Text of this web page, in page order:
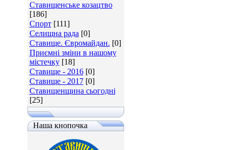
Ставищенське козацтво
[186]
Спорт [111]
Селищна рада [0]
Ставище. Євромайдан. [0]
Приємні зміни в нашому
містечку [18]
Ставище - 2016 [0]
Ставище - 2017 [0]
Ставищенщина сьогодні
[25]
Наша кнопочка